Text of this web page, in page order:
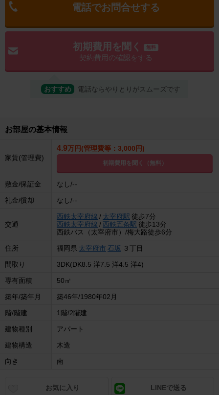
電話でお問合せする
初期費用を聞く 無料
契約費用の確認をする
おすすめ 電話ならやりとりがスムーズです
お部屋の基本情報
家賃(管理費)
4.9万円(管理費等：3,000円)
初期費用を聞く（無料）
敷金/保証金 なし/--
礼金/償却 なし/--
交通
西鉄太宰府線 / 太宰府駅 徒歩7分
西鉄太宰府線 /西鉄五条駅 徒歩13分
西鉄バス（太宰府市）/梅大路徒歩6分
住所 福岡県 太宰府市 石坂 ３丁目
間取り 3DK(DK8.5 洋7.5 洋4.5 洋4)
専有面積 50㎡
築年/築年月 築46年/1980年02月
階/階建 1階/2階建
建物種別 アパート
建物構造 木造
向き 南
お気に入り LINEで送る